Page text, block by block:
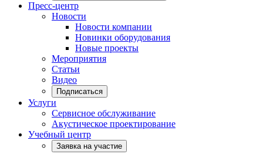
Пресс-центр
Новости
Новости компании
Новинки оборудования
Новые проекты
Мероприятия
Статьи
Видео
Подписаться
Услуги
Сервисное обслуживание
Акустическое проектирование
Учебный центр
Заявка на участие